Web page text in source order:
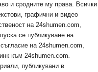
и сродните му права. Всички
графични и видео
на 24shumen.com,
се публикуване на
на 24shumen.com,
към 24shumen.com.
публикувани в